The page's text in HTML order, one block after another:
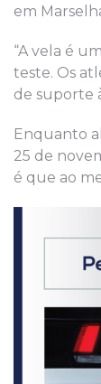
em
“A vela é
teste. Os
de suporte
Enquanto
25 de
é que ao